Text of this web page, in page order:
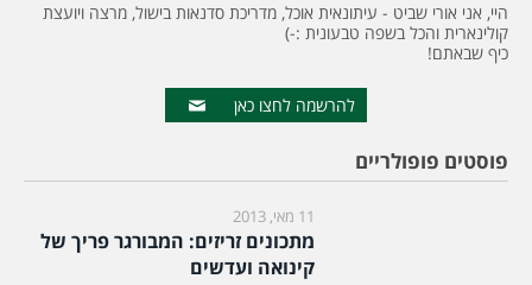
היי, אני אורי שביט - עיתונאית אוכל, מדריכת סדנאות בישול, מרצה ויועצת
קולינארית והכל בשפה טבעונית :-)
כיף שבאתם!
להרשמה לחצו כאן
פוסטים פופולריים
11 מאי, 2013
מתכונים זריזים: המבורגר פריך של
קינואה ועדשים